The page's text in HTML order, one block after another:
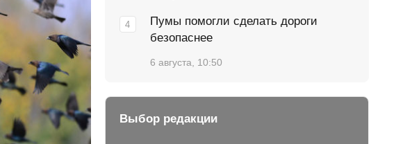
Пумы помогли сделать дороги
безопаснее
6 августа, 10:50
Выбор редакции